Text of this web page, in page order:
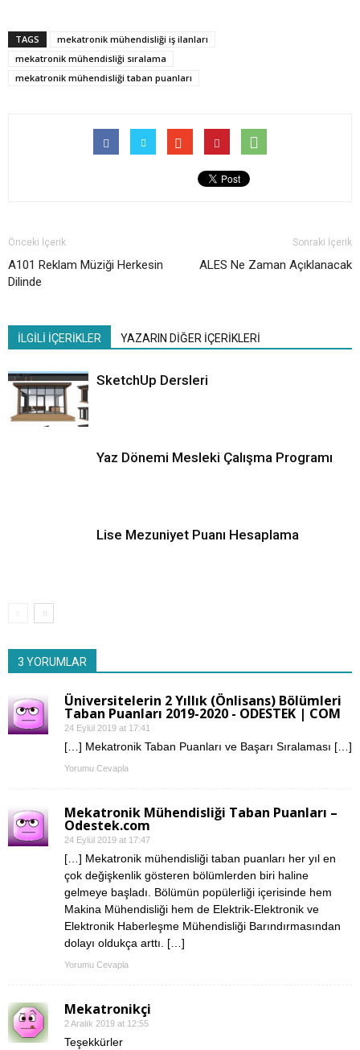
TAGS
mekatronik mühendisliği iş ilanları
mekatronik mühendisliği sıralama
mekatronik mühendisliği taban puanları
Önceki İçerik
A101 Reklam Müziği Herkesin
Dilinde
Sonraki İçerik
ALES Ne Zaman Açıklanacak
İLGİLİ İÇERİKLER YAZARIN DİĞER İÇERİKLERİ
SketchUp Dersleri
Yaz Dönemi Mesleki Çalışma Programı
Lise Mezuniyet Puanı Hesaplama
3 YORUMLAR
Üniversitelerin 2 Yıllık (Önlisans) Bölümleri
Taban Puanları 2019-2020 - ODESTEK | COM
24 Eylül 2019 at 17:41
[…] Mekatronik Taban Puanları ve Başarı Sıralaması […]
Yorumu Cevapla
Mekatronik Mühendisliği Taban Puanları –
Odestek.com
24 Eylül 2019 at 17:47
[…] Mekatronik mühendisliği taban puanları her yıl en
çok değişkenlik gösteren bölümlerden biri haline
gelmeye başladı. Bölümün popülerliği içerisinde hem
Makina Mühendisliği hem de Elektrik-Elektronik ve
Elektronik Haberleşme Mühendisliği Barındırmasından
dolayı oldukça arttı. […]
Yorumu Cevapla
Mekatronikçi
2 Aralık 2019 at 12:55
Teşekkürler